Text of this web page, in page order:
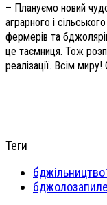
– Плануємо новий
аграрного і
фермерів та
це таємниця. Тож
реалізації. Всім
Теги